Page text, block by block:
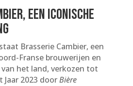
een iconische
Brasserie Cambier, een
Franse brouwerijen en
van het land, verkozen tot
2023 doorBière